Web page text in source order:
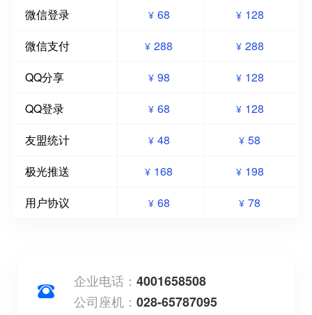
微信登录
¥ 68 ¥ 128
微信支付
¥ 288 ¥ 288
QQ分享
¥ 98 ¥ 128
QQ登录
¥ 68 ¥ 128
友盟统计
¥ 48 ¥ 58
极光推送
¥ 168 ¥ 198
用户协议
¥ 68 ¥ 78
企业电话：4001658508
公司座机：028-65787095